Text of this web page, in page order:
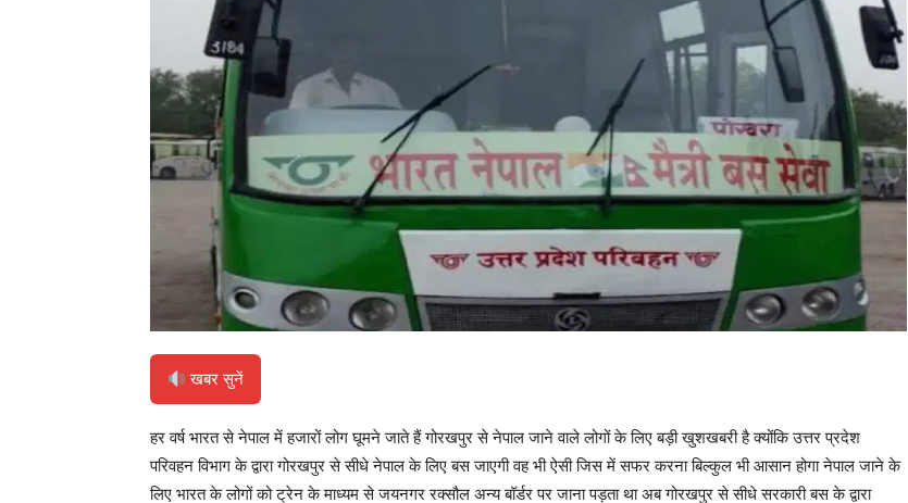
खबर सुनें
हर वर्ष भारत से नेपाल में हजारों लोग घूमने जाते हैं गोरखपुर से नेपाल जाने वाले लोगों के लिए बड़ी खुशखबरी है क्योंकि उत्तर प्रदेश
परिवहन विभाग के द्वारा गोरखपुर से सीधे नेपाल के लिए बस जाएगी वह भी ऐसी जिस में सफर करना बिल्कुल भी आसान होगा नेपाल जाने के
लिए भारत के लोगों को ट्रेन के माध्यम से जयनगर रक्सौल अन्य बॉर्डर पर जाना पड़ता था अब गोरखपुर से सीधे सरकारी बस के द्वारा